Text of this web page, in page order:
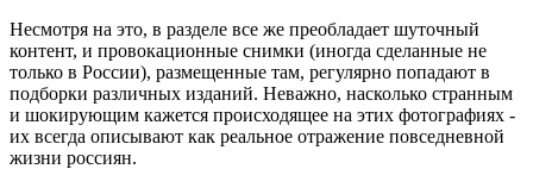
Несмотря на это, в разделе все же преобладает шуточный
контент, и провокационные снимки (иногда сделанные не
только в России), размещенные там, регулярно попадают в
подборки различных изданий. Неважно, насколько странным
и шокирующим кажется происходящее на этих фотографиях -
их всегда описывают как реальное отражение повседневной
жизни россиян.